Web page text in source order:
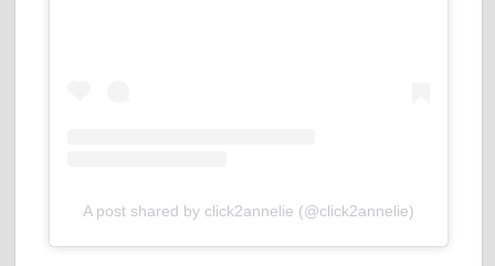
A post shared by click2annelie (@click2annelie)